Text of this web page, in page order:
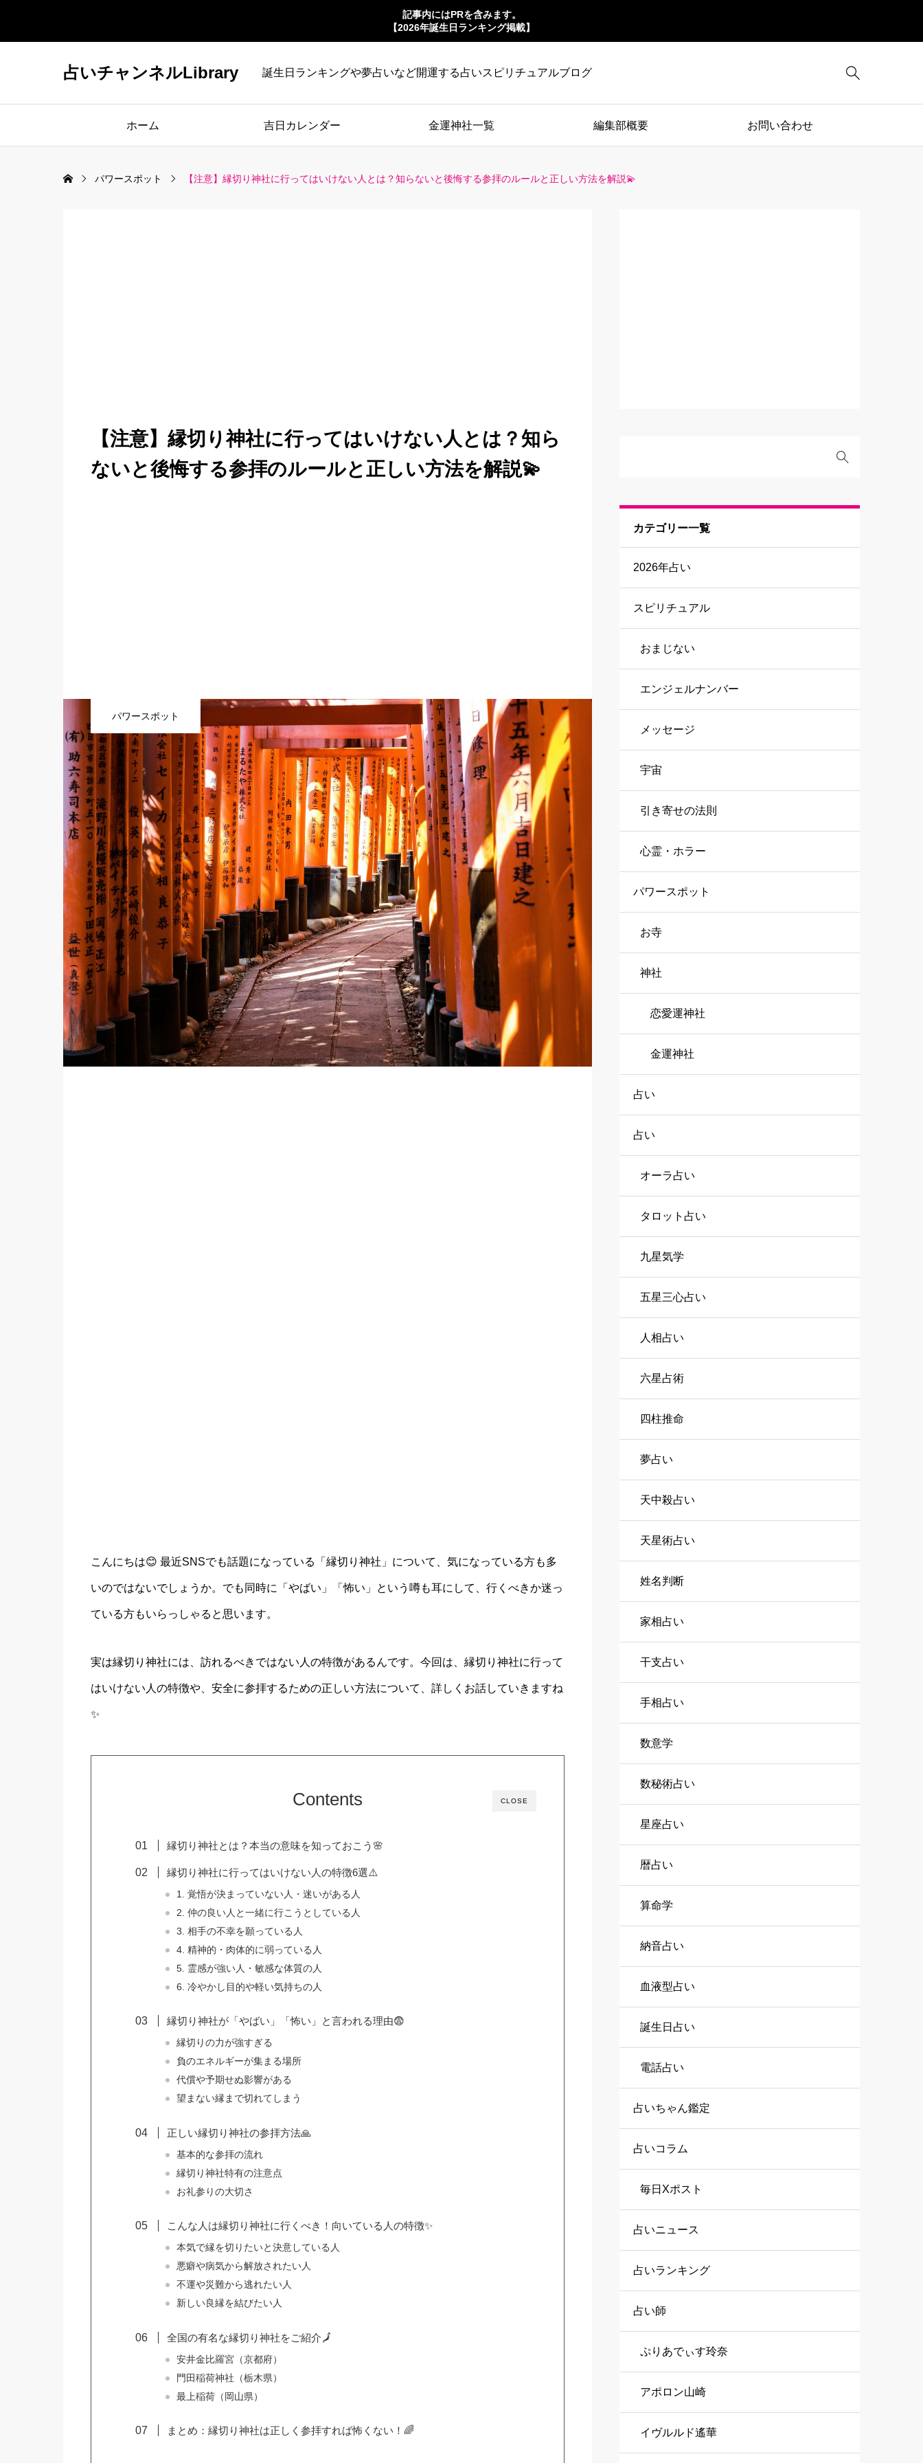
記事内にはPRを含みます。
【2026年誕生日ランキング掲載】
占いチャンネルLibrary 誕生日ランキングや夢占いなど開運する占いスピリチュアルブログ 
ホーム 吉日カレンダー 金運神社一覧 編集部概要 お問い合わせ
パワースポット 【注意】縁切り神社に行ってはいけない人とは？知らないと後悔する参拝のルールと正しい方法を解説💫
【注意】縁切り神社に行ってはいけない人とは？知ら
ないと後悔する参拝のルールと正しい方法を解説💫
パワースポット
こんにちは😊 最近SNSでも話題になっている「縁切り神社」について、気になっている方も多
いのではないでしょうか。でも同時に「やばい」「怖い」という噂も耳にして、行くべきか迷っ
ている方もいらっしゃると思います。
実は縁切り神社には、訪れるべきではない人の特徴があるんです。今回は、縁切り神社に行って
はいけない人の特徴や、安全に参拝するための正しい方法について、詳しくお話していきますね
✨
CLOSE
Contents
縁切り神社とは？本当の意味を知っておこう🌸
縁切り神社に行ってはいけない人の特徴6選⚠️
1. 覚悟が決まっていない人・迷いがある人
2. 仲の良い人と一緒に行こうとしている人
3. 相手の不幸を願っている人
4. 精神的・肉体的に弱っている人
5. 霊感が強い人・敏感な体質の人
6. 冷やかし目的や軽い気持ちの人
縁切り神社が「やばい」「怖い」と言われる理由😨
縁切りの力が強すぎる
負のエネルギーが集まる場所
代償や予期せぬ影響がある
望まない縁まで切れてしまう
正しい縁切り神社の参拝方法🙏
基本的な参拝の流れ
縁切り神社特有の注意点
お礼参りの大切さ
こんな人は縁切り神社に行くべき！向いている人の特徴✨
本気で縁を切りたいと決意している人
悪癖や病気から解放されたい人
不運や災難から逃れたい人
新しい良縁を結びたい人
全国の有名な縁切り神社をご紹介🗾
安井金比羅宮（京都府）
門田稲荷神社（栃木県）
最上稲荷（岡山県）
まとめ：縁切り神社は正しく参拝すれば怖くない！🌈
カテゴリー一覧
2026年占い
スピリチュアル
おまじない
エンジェルナンバー
メッセージ
宇宙
引き寄せの法則
心霊・ホラー
パワースポット
お寺
神社
恋愛運神社
金運神社
占い
占い
オーラ占い
タロット占い
九星気学
五星三心占い
人相占い
六星占術
四柱推命
夢占い
天中殺占い
天星術占い
姓名判断
家相占い
干支占い
手相占い
数意学
数秘術占い
星座占い
暦占い
算命学
納音占い
血液型占い
誕生日占い
電話占い
占いちゃん鑑定
占いコラム
毎日Xポスト
占いニュース
占いランキング
占い師
ぷりあでぃす玲奈
アポロン山崎
イヴルルド遙華